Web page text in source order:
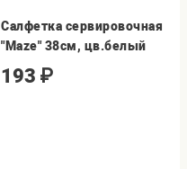
Салфетка сервировочная
"Maze" 38см, цв.белый
193 ₽